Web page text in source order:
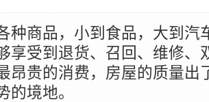
种商品，小到食品，大到汽
享受到退货、召回、维修、
昂贵的消费，房屋的质量出
的境地。